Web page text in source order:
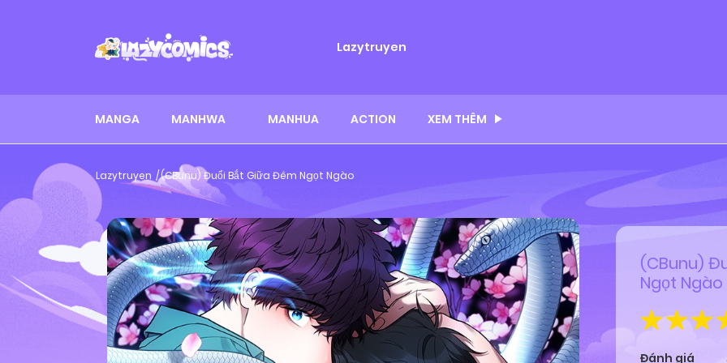
Lazytruyen
MANGA MANHWA MANHUA ACTION XEM THÊM
Lazytruyen (CBunu) Đuổi Bắt Giữa Đêm Ngọt Ngào
(CBunu)
Ngọt Ngào
Đánh giá